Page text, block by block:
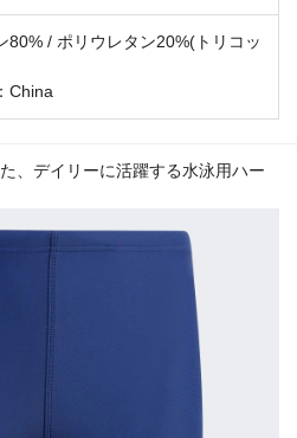
80% / ポリウレタン20%(トリコッ
China
、デイリーに活躍する水泳用ハー